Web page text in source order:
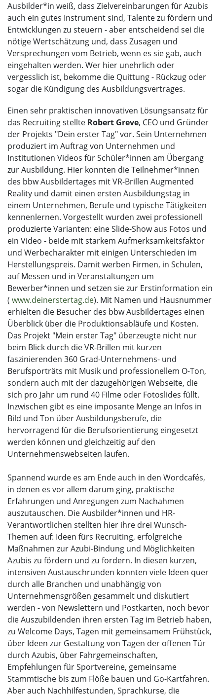
Ausbilder*in weiß, dass Zielvereinbarungen für Azubis
auch ein gutes Instrument sind, Talente zu fördern und
Entwicklungen zu steuern - aber entscheidend sei die
nötige Wertschätzung und, dass Zusagen und
Versprechungen vom Betrieb, wenn es sie gab, auch
eingehalten werden. Wer hier unehrlich oder
vergesslich ist, bekomme die Quittung - Rückzug oder
sogar die Kündigung des Ausbildungsvertrages.
Einen sehr praktischen innovativen Lösungsansatz für
das Recruiting stellte Robert Greve, CEO und Gründer
der Projekts "Dein erster Tag" vor. Sein Unternehmen
produziert im Auftrag von Unternehmen und
Institutionen Videos für Schüler*innen am Übergang
zur Ausbildung. Hier konnten die Teilnehmer*innen
des bbw Ausbildertages mit VR-Brillen Augmented
Reality und damit einen ersten Ausbildungstag in
einem Unternehmen, Berufe und typische Tätigkeiten
kennenlernen. Vorgestellt wurden zwei professionell
produzierte Varianten: eine Slide-Show aus Fotos und
ein Video - beide mit starkem Aufmerksamkeitsfaktor
und Werbecharakter mit einigen Unterschieden im
Herstellungspreis. Damit werben Firmen, in Schulen,
auf Messen und in Veranstaltungen um
Bewerber*innen und setzen sie zur Erstinformation ein
( www.deinerstertag.de). Mit Namen und Hausnummer
erhielten die Besucher des bbw Ausbildertages einen
Überblick über die Produktionsabläufe und Kosten.
Das Projekt "Mein erster Tag" überzeugte nicht nur
beim Blick durch die VR-Brillen mit kurzen
faszinierenden 360 Grad-Unternehmens- und
Berufsporträts mit Musik und professionellem O-Ton,
sondern auch mit der dazugehörigen Webseite, die
sich pro Jahr um rund 40 Filme oder Fotoslides füllt.
Inzwischen gibt es eine imposante Menge an Infos in
Bild und Ton über Ausbildungsberufe, die
hervorragend für die Berufsorientierung eingesetzt
werden können und gleichzeitig auf den
Unternehmenswebseiten laufen.
Spannend wurde es am Ende auch in den Wordcafés,
in denen es vor allem darum ging, praktische
Erfahrungen und Anregungen zum Nachahmen
auszutauschen. Die Ausbilder*innen und HR-
Verantwortlichen stellten hier ihre drei Wunsch-
Themen auf: Ideen fürs Recruiting, erfolgreiche
Maßnahmen zur Azubi-Bindung und Möglichkeiten
Azubis zu fördern und zu fordern. In diesen kurzen,
intensiven Austauschrunden konnten viele Ideen quer
durch alle Branchen und unabhängig von
Unternehmensgrößen gesammelt und diskutiert
werden - von Newslettern und Postkarten, noch bevor
die Auszubildenden ihren ersten Tag im Betrieb haben,
zu Welcome Days, Tagen mit gemeinsamem Frühstück,
über Ideen zur Gestaltung von Tagen der offenen Tür
durch Azubis, über Fahrgemeinschaften,
Empfehlungen für Sportvereine, gemeinsame
Stammtische bis zum Flöße bauen und Go-Kartfahren.
Aber auch Nachhilfestunden, Sprachkurse, die